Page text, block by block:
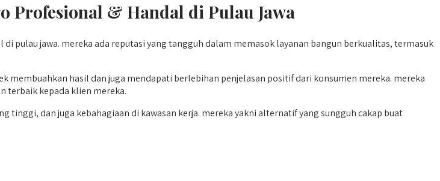
Profesional & Handal di Pulau Jawa
pulau jawa. mereka ada reputasi yang tangguh dalam memasok layanan bangun berkualitas, termasuk
hasil dan juga mendapati berlebihan penjelasan positif dari konsumen mereka. mereka
terbaik kepada klien mereka.
tinggi, dan juga kebahagiaan di kawasan kerja. mereka yakni alternatif yang sungguh cakap buat